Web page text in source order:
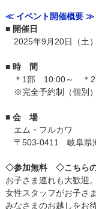
≪ イベント開催概要 ≫
■ 開催日
2025年9月20日（土）
■ 時 間
＊1部 10:00～ ＊
※完全予約制（個別）
■ 会 場
エム・フルカワ
〒503-0411 岐阜県
◇参加無料
◇こちら
お子さま連れも大歓迎。
女性スタッフがお子さ
みなさまのお越しをお